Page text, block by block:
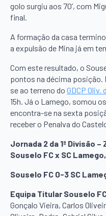
golo surgiu aos 70’, com
final.
A formação da casa
a expulsão de Mina já em
Com este resultado, o
pontos na décima posição.
se ao terreno do GDCP Oliv.
15h. Já o Lamego, somou
encontra-se na sexta
receber o Penalva do Castelo
Jornada 2 da 1ª Divisão
Souselo FC x SC
Souselo FC 0-3 SC
Equipa Titular Souselo
Gonçalo Vieira, Carlos